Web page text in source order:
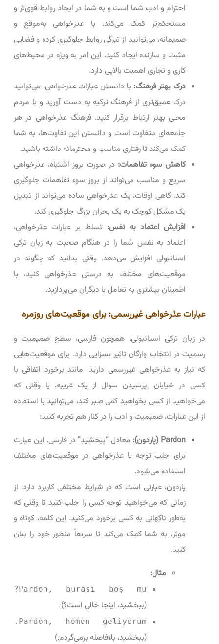
احترام و ادب شما است و به شما در ایجاد روابط قوی‌تر و
مستحکم‌تر کمک می‌کند. با عذرخواهی به‌موقع و
صمیمانه، می‌توانید از تیرگی روابط جلوگیری کرده و فضایی
مثبت و سازنده ایجاد کنید. این امر به ویژه در محیط‌های
کاری و تجاری اهمیت بالایی دارد.
درک بهتر فرهنگ: با دانستن عبارات عذرخواهی، می‌توانید
درک عمیق‌تری از فرهنگ ترکیه به دست آورید و با مردم
محلی بهتر ارتباط برقرار کنید. فرهنگ عذرخواهی در هر
جامعه‌ای متفاوت است و دانستن این تفاوت‌ها، به شما
کمک می‌کند تا رفتاری مناسب و محترمانه داشته باشید.
کاهش سوء تفاهمات: در صورت بروز اشتباه، عذرخواهی
سریع و مناسب می‌تواند از بروز سوء تفاهمات جلوگیری
کند. گاهی اوقات، یک عذرخواهی ساده می‌تواند از تبدیل
یک مشکل کوچک به یک بحران بزرگ جلوگیری کند.
افزایش اعتماد به نفس: تسلط بر عبارات عذرخواهی،
اعتماد به نفس شما را در هنگام صحبت به زبان ترکی
استانبولی افزایش می‌دهد. وقتی بدانید که چگونه در
موقعیت‌های مختلف به درستی عذرخواهی کنید، با
اطمینان بیشتری به تعامل با دیگران می‌پردازید.
عبارات عذرخواهی غیررسمی: برای موقعیت‌های روزمره
در زبان ترکی استانبولی، همچون فارسی، سطح صمیمیت و
رسمیت در انتخاب واژگان تاثیر بسزایی دارد. برای موقعیت‌هایی
که نیاز به عذرخواهی غیررسمی دارید، مانند برخورد اتفاقی با
کسی در خیابان، پرسیدن سوال از یک غریبه، یا وقتی که
می‌خواهید از کسی بخواهید کمی صبر کند، می‌توانید با استفاده
از این عبارات، صمیمیت و ادب را در کنار هم تجربه کنید:
Pardon (پاردون):
معادل “ببخشید” در فارسی. این عبارت
برای جلب توجه یا عذرخواهی در موقعیت‌های مختلف
استفاده می‌شود.
پاردون، عبارتی است که در شرایط مختلفی کاربرد دارد؛ از
زمانی که می‌خواهید توجه کسی را جلب کنید تا وقتی که
به‌طور ناگهانی به کسی برخورد می‌کنید. این کلمه، کوتاه و
موثر، به شما کمک می‌کند تا سریعاً منظور خود را بیان
کنید.
مثال:
Pardon, burası boş mu?
(ببخشید، اینجا خالی است؟)
Pardon, hemen geliyorum.
(ببخشید، بلافاصله برمی‌گردم.)